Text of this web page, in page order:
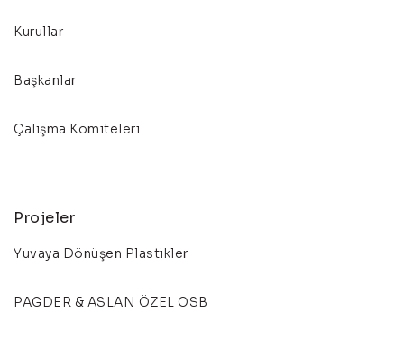
Kurullar
Başkanlar
Çalışma Komiteleri
Projeler
Yuvaya Dönüşen Plastikler
PAGDER & ASLAN ÖZEL OSB